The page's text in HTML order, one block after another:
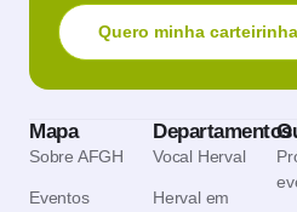
Quero minha carteirinha
Mapa
Sobre AFGH
Eventos
Departamentos
Vocal Herval
Herval em